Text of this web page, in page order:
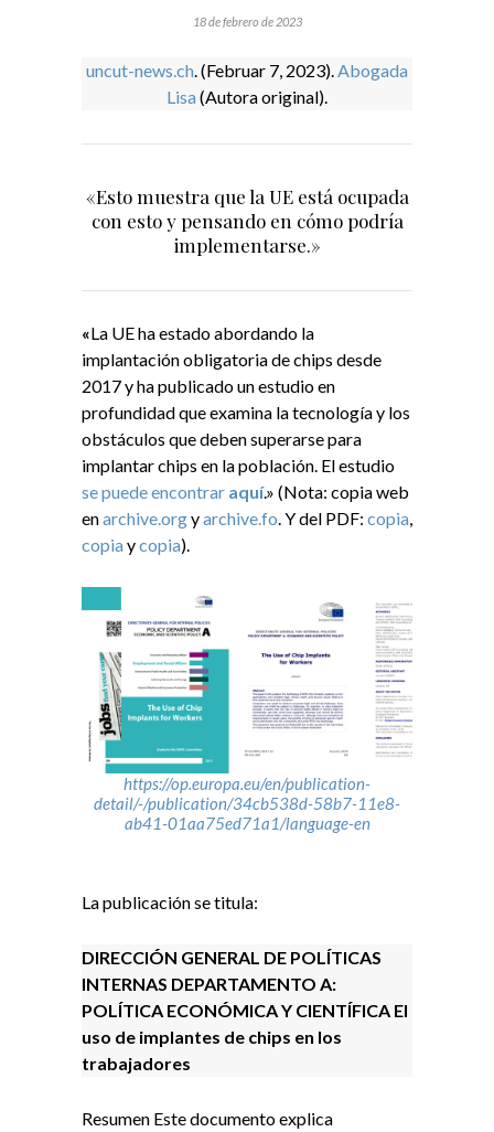
18 de febrero de 2023
uncut-news.ch.(Februar 7, 2023).Abogada
Lisa (Autora original).
«Esto muestra que la UE está ocupada
con esto y pensando en cómo podría
implementarse.»
«La UE ha estado abordando la
implantación obligatoria de chips desde
2017 y ha publicado un estudio en
profundidad que examina la tecnología y los
obstáculos que deben superarse para
implantar chips en la población. El estudio
se puede encontrar aquí.» (Nota: copia web
enarchive.orgyarchive.fo. Y del PDF: copia,
copiaycopia).
https://op.europa.eu/en/publication-
detail/-/publication/34cb538d-58b7-11e8-
ab41-01aa75ed71a1/language-en
La publicación se titula:
DIRECCIÓN GENERAL DE POLÍTICAS
INTERNAS DEPARTAMENTO A:
POLÍTICA ECONÓMICA Y CIENTÍFICA El
uso de implantes de chips en los
trabajadores
Resumen Este documento explica